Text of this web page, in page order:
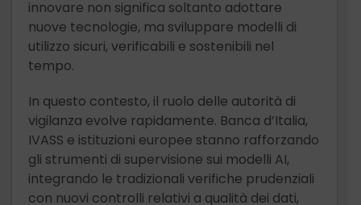
innovare non significa soltanto adottare
nuove tecnologie, ma sviluppare modelli di
utilizzo sicuri, verificabili e sostenibili nel
tempo.
In questo contesto, il ruolo delle autorità di
vigilanza evolve rapidamente. Banca d’Italia,
IVASS e istituzioni europee stanno rafforzando
gli strumenti di supervisione sui modelli AI,
integrando le tradizionali verifiche prudenziali
con nuovi controlli relativi a qualità dei dati,